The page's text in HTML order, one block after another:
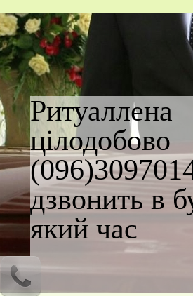
Ритуаллена
цілодобово
дзвонить в
який час